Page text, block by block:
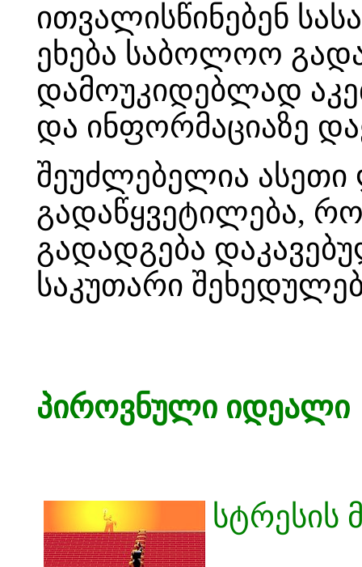
ითვალისწინებენ
ეხება საბოლოო
დამოუკიდებლად
და ინფორმაციაზე
შეუძლებელია
გადაწყვეტილება,
გადადგება
საკუთარი
პიროვნული იდეალი
სტრესის